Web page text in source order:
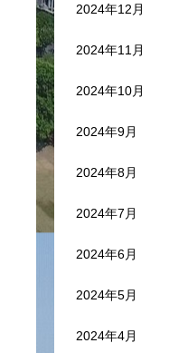
2024年12月
2024年11月
2024年10月
2024年9月
2024年8月
2024年7月
2024年6月
2024年5月
2024年4月